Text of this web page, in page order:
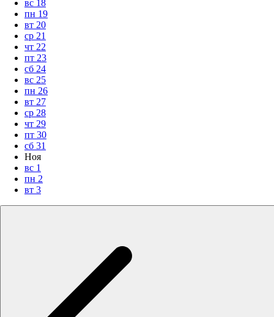
вс 18
пн 19
вт 20
ср 21
чт 22
пт 23
сб 24
вс 25
пн 26
вт 27
ср 28
чт 29
пт 30
сб 31
Ноя
вс 1
пн 2
вт 3